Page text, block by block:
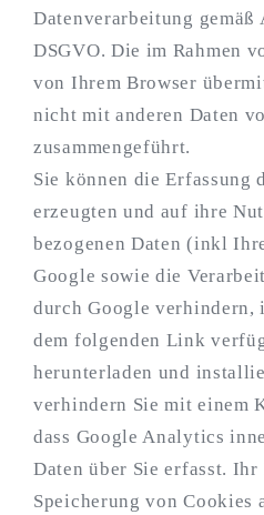
Datenverarbeitung
DSGVO. Die im Rahmen
von Ihrem Browser
nicht mit anderen Daten
zusammengeführt.
Sie können die Erfassung
erzeugten und auf ihre
bezogenen Daten (inkl
Google sowie die
durch Google verhindern,
dem folgenden Link
herunterladen und
verhindern Sie mit einem
dass Google Analytics
Daten über Sie erfasst. Ihr
Speicherung von Cookies